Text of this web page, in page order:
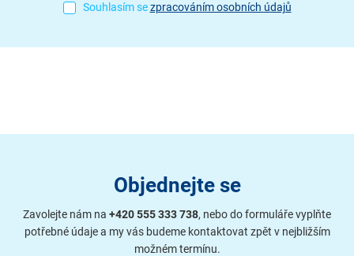
Souhlasím sezpracováním osobních údajů
Objednejte se
Zavolejte nám na +420 555 333 738, nebo do formuláře vyplňte
potřebné údaje a my vás budeme kontaktovat zpět v nejbližším
možném termínu.